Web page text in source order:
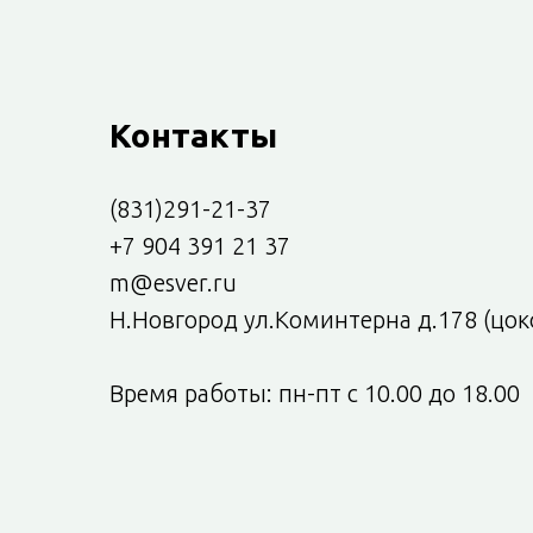
Контакты
(831)291-21-37
+7 904 391 21 37
m@esver.ru
Н.Новгород ул.Коминтерна д.178
Время работы: пн-пт с 10.00 до 18.00